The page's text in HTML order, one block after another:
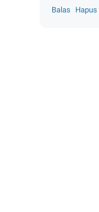
Balas Hapus